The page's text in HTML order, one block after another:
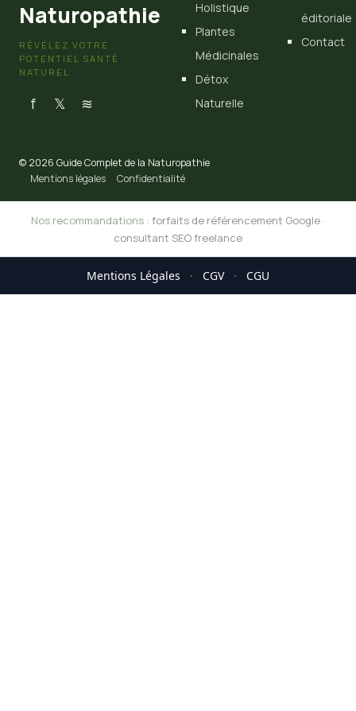
Naturopathie
RÉVÉLEZ VOTRE
POTENTIEL SANTÉ
NATUREL
f 𝕏 ≋
Holistique
Plantes
Médicinales
Détox
Naturelle
éditoriale
Contact
© 2026 Guide Complet de la Naturopathie
Mentions légales
Confidentialité
Nos recommandations : forfaits de référencement Google ·
consultant SEO freelance
Mentions Légales · CGV · CGU